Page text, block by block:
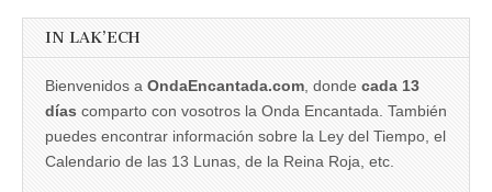
IN LAK’ECH
Bienvenidos a OndaEncantada.com, donde cada 13
días comparto con vosotros la Onda Encantada. También
puedes encontrar información sobre la Ley del Tiempo, el
Calendario de las 13 Lunas, de la Reina Roja, etc.